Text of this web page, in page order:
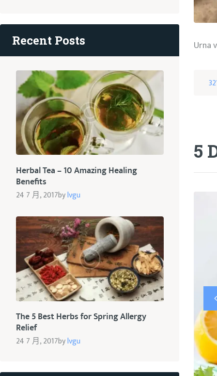
Urna
5
Recent Posts
Herbal Tea – 10 Amazing Healing
Benefits
24 7 月, 2017bylvgu
The 5 Best Herbs for Spring Allergy
Relief
24 7 月, 2017bylvgu